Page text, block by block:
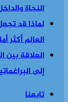
النجاة
لماذا قد
العالم أكثر
العلاقة بين
إلى
تابعنا